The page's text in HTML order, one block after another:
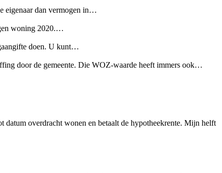
eigenaar dan vermogen in…
woning 2020.…
doen. U kunt…
door de gemeente. Die WOZ-waarde heeft immers ook…
overdracht wonen en betaalt de hypotheekrente. Mijn helft